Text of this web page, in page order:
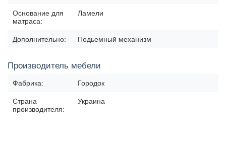
Основание для
матраса:
Ламели
Дополнительно: Подьемный механизм
Производитель мебели
Фабрика: Городок
Страна
производителя:
Украина